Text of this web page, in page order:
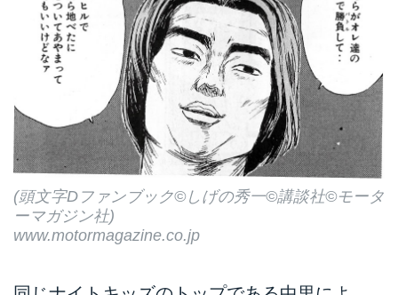
(頭文字Dファンブック©しげの秀一©講談社©モータ
ーマガジン社)
www.motormagazine.co.jp